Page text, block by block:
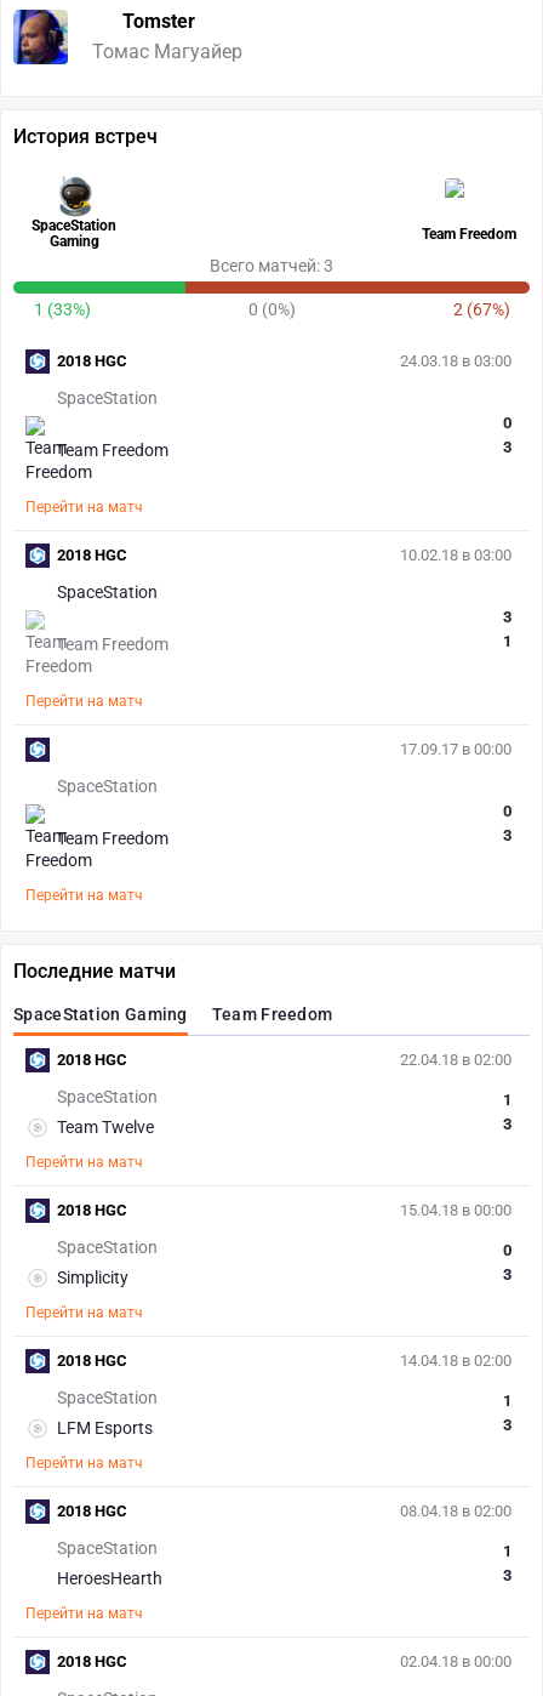
Tomster
Томас Магуайер
История встреч
SpaceStation
Gaming
Team Freedom
Всего матчей: 3
1 (33%) 0 (0%) 2 (67%)
24.03.18 в 03:00
SpaceStation
Team Freedom
0
3
Перейти на матч
2018 HGC
10.02.18 в 03:00
SpaceStation
Team Freedom
3
1
Перейти на матч
2018 HGC
17.09.17 в 00:00
SpaceStation
Team Freedom
0
3
Перейти на матч
Последние матчи
SpaceStation Gaming Team Freedom
22.04.18 в 02:00
SpaceStation
Team Twelve
1
3
Перейти на матч
2018 HGC
15.04.18 в 00:00
SpaceStation
Simplicity
0
3
Перейти на матч
2018 HGC
14.04.18 в 02:00
SpaceStation
LFM Esports
1
3
Перейти на матч
2018 HGC
08.04.18 в 02:00
SpaceStation
HeroesHearth
1
3
Перейти на матч
2018 HGC
02.04.18 в 00:00
2018 HGC